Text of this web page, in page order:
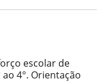
escolar de
4°. Orientação